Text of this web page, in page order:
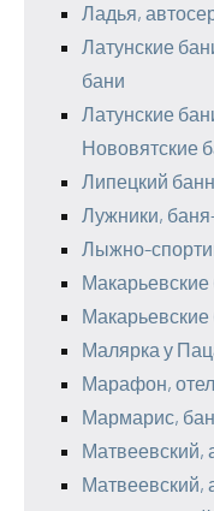
Ладья,
Латунские
бани
Латунские
Нововятские
Липецкий
Лужники,
Лыжно-
Макарьевские
Макарьевские
Малярка у
Марафон,
Мармарис,
Матвеевский,
Матвеевский,